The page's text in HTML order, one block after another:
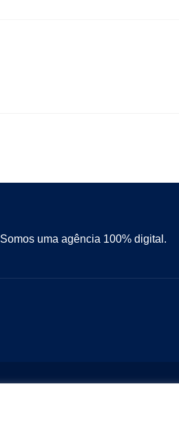
Somos uma agência 100% digital.